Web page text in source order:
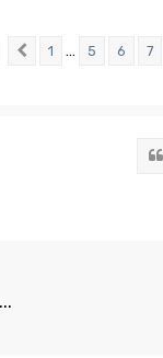
Page sur9
Précédent
1 … 5 6 7